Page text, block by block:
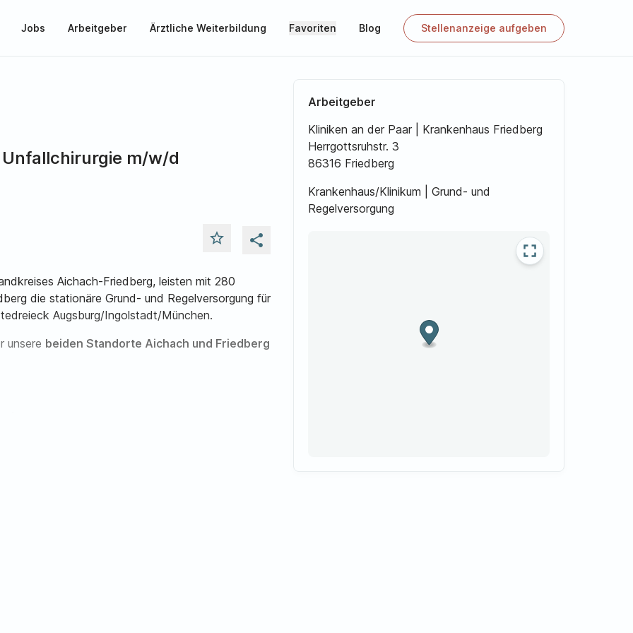
Jobs Arbeitgeber Ärztliche Weiterbildung Favoriten Blog Stellenanzeige aufgeben
m/w/d
star_outline share
Aichach-Friedberg, leisten mit 280
die stationäre Grund- und Regelversorgung für
Augsburg/Ingolstadt/München.
unsere beiden Standorte Aichach und Friedberg
Arbeitgeber
Kliniken an der Paar | Krankenhaus Friedberg
Herrgottsruhstr. 3
86316 Friedberg
Krankenhaus/Klinikum | Grund- und
Regelversorgung
fullscreen